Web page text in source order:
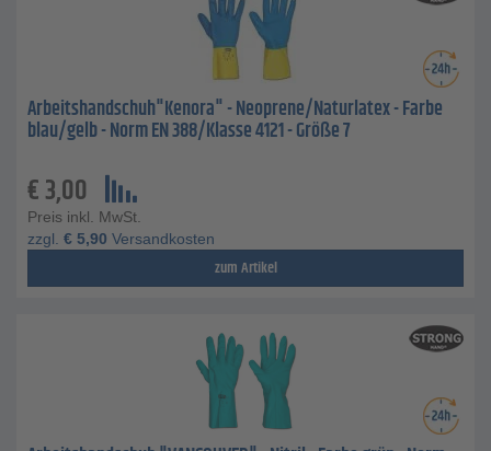
Arbeitshandschuh"Kenora" - Neoprene/Naturlatex - Farbe
blau/gelb - Norm EN 388/Klasse 4121 - Größe 7
€3,00
Preis inkl. MwSt.
zzgl. € 5,90 Versandkosten
zum Artikel